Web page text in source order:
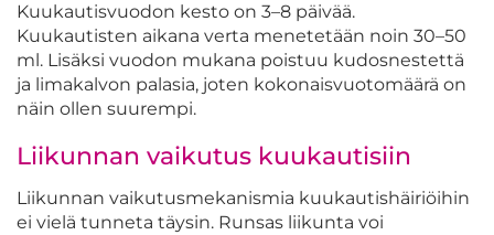
Kuukautisvuodon kesto on 3–8 päivää.
Kuukautisten aikana verta menetetään noin 30–50
ml. Lisäksi vuodon mukana poistuu kudosnestettä
ja limakalvon palasia, joten kokonaisvuotomäärä on
näin ollen suurempi.
Liikunnan vaikutus kuukautisiin
Liikunnan vaikutusmekanismia kuukautishäiriöihin
ei vielä tunneta täysin. Runsas liikunta voi